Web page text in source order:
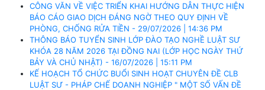
CÔNG VĂN VỀ VIỆC TRIỂN KHAI HƯỚNG DẪN THỰC HIỆN
BÁO CÁO GIAO DỊCH ĐÁNG NGỜ THEO QUY ĐỊNH VỀ
PHÒNG, CHỐNG RỬA TIỀN - 29/07/2026 | 14:36 PM
THÔNG BÁO TUYỂN SINH LỚP ĐÀO TẠO NGHỀ LUẬT SƯ
KHÓA 28 NĂM 2026 TẠI ĐỒNG NAI (LỚP HỌC NGÀY THỨ
BẢY VÀ CHỦ NHẬT) - 16/07/2026 | 15:11 PM
KẾ HOẠCH TỔ CHỨC BUỔI SINH HOẠT CHUYÊN ĐỀ CLB
LUẬT SƯ - PHÁP CHẾ DOANH NGHIỆP " MỘT SỐ VẤN ĐỀ